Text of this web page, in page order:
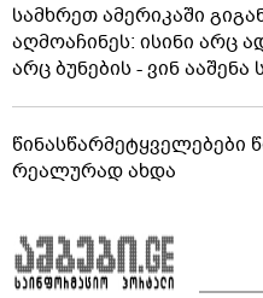
სამხრეთ ამერიკაში
აღმოაჩინეს: ისინი არც
არც ბუნების - ვინ
წინასწარმეტყველებები
რეალურად ახდა